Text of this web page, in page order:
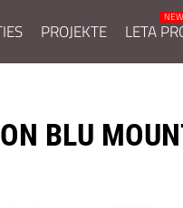
PROJEKTE LETA
BLU